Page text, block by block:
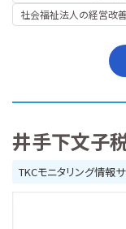
社会福祉法人の経営改善
井手下文子
TKCモニタリング情報